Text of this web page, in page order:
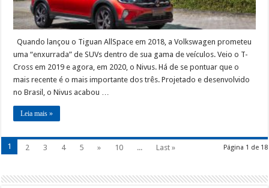
Quando lançou o Tiguan AllSpace em 2018, a Volkswagen prometeu
uma “enxurrada” de SUVs dentro de sua gama de veículos. Veio o T-
Cross em 2019 e agora, em 2020, o Nivus. Há de se pontuar que o
mais recente é o mais importante dos três. Projetado e desenvolvido
no Brasil, o Nivus acabou …
Leia mais »
Página 1 de 18
1 2 3 4 5 » 10 ... Last »